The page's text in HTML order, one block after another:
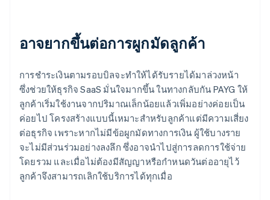
อาจยากขึ้นต่อการผูกมัดลูกค้า
การชำระเงินตามรอบบิลจะทำให้ได้รับรายได้มาล่วงหน้า
ซึ่งช่วยให้ธุรกิจ SaaS มั่นใจมากขึ้น ในทางกลับกัน PAYG ให้
ลูกค้าเริ่มใช้งานจากปริมาณเล็กน้อยแล้วเพิ่มอย่างค่อยเป็น
ค่อยไป โครงสร้างแบบนี้เหมาะสําหรับลูกค้าแต่มีความเสี่ยง
ต่อธุรกิจ เพราะหากไม่มีข้อผูกมัดทางการเงิน ผู้ใช้บางราย
จะไม่มีส่วนร่วมอย่างลงลึก ซึ่งอาจนําไปสู่การลดการใช้จ่าย
โดยรวม และเมื่อไม่ต้องมีสัญญาหรือกำหนดวันต่ออายุไว้
ลูกค้าจึงสามารถเลิกใช้บริการได้ทุกเมื่อ